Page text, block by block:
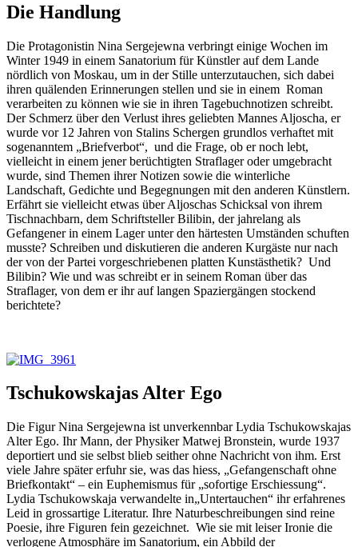
Die Handlung
Die Protagonistin Nina Sergejewna verbringt einige Wochen im
Winter 1949 in einem Sanatorium für Künstler auf dem Lande
nördlich von Moskau, um in der Stille unterzutauchen, sich dabei
ihren quälenden Erinnerungen stellen und sie in einem Roman
verarbeiten zu können wie sie in ihren Tagebuchnotizen schreibt.
Der Schmerz über den Verlust ihres geliebten Mannes Aljoscha, er
wurde vor 12 Jahren von Stalins Schergen grundlos verhaftet mit
sogenanntem „Briefverbot“, und die Frage, ob er noch lebt,
vielleicht in einem jener berüchtigten Straflager oder umgebracht
wurde, sind Themen ihrer Notizen sowie die winterliche
Landschaft, Gedichte und Begegnungen mit den anderen Künstlern.
Erfährt sie vielleicht etwas über Aljoschas Schicksal von ihrem
Tischnachbarn, dem Schriftsteller Bilibin, der jahrelang als
Gefangener in einem Lager unter den härtesten Umständen schuften
musste? Schreiben und diskutieren die anderen Kurgäste nur nach
der von der Partei vorgeschriebenen platten Kunstästhetik? Und
Bilibin? Wie und was schreibt er in seinem Roman über das
Straflager, von dem er ihr auf langen Spaziergängen stockend
berichtete?
Tschukowskajas Alter Ego
Die Figur Nina Sergejewna ist unverkennbar Lydia Tschukowskajas
Alter Ego. Ihr Mann, der Physiker Matwej Bronstein, wurde 1937
deportiert und sie selbst blieb seither ohne Nachricht von ihm. Erst
viele Jahre später erfuhr sie, was das hiess, „Gefangenschaft ohne
Briefkontakt“ – ein Euphemismus für „sofortige Erschiessung“.
Lydia Tschukowskaja verwandelte in„Untertauchen“ ihr erfahrenes
Leid in grossartige Literatur. Ihre Naturbeschreibungen sind reine
Poesie, ihre Figuren fein gezeichnet. Wie sie mit leiser Ironie die
verlogene Atmosphäre im Sanatorium, ein Abbild der